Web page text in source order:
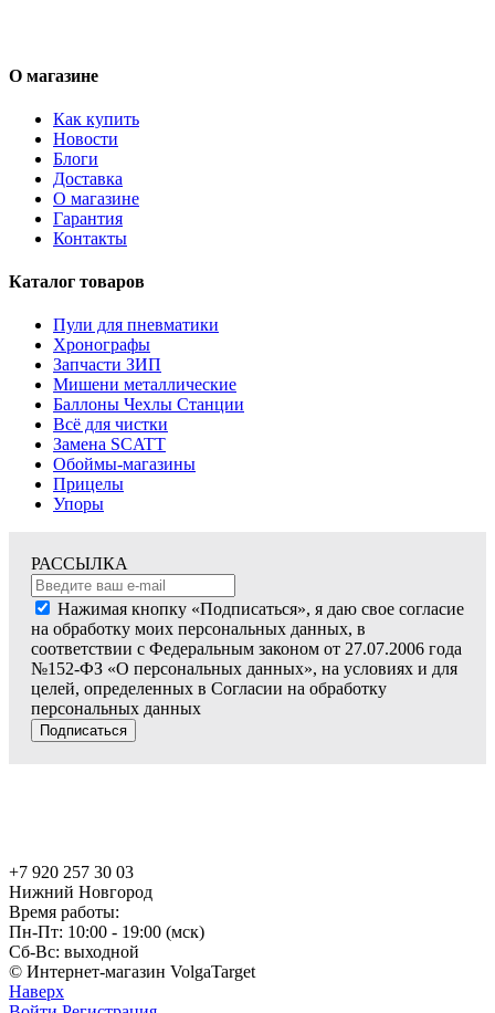
О магазине
Как купить
Новости
Блоги
Доставка
О магазине
Гарантия
Контакты
Каталог товаров
Пули для пневматики
Хронографы
Запчасти ЗИП
Мишени металлические
Баллоны Чехлы Станции
Всё для чистки
Замена SCATT
Обоймы-магазины
Прицелы
Упоры
РАССЫЛКА
Нажимая кнопку «Подписаться», я даю свое согласие
на обработку моих персональных данных, в
соответствии с Федеральным законом от 27.07.2006 года
№152-ФЗ «О персональных данных», на условиях и для
целей, определенных в Согласии на обработку
персональных данных
Подписаться
+7 920 257 30 03
Нижний Новгород
Время работы:
Пн-Пт: 10:00 - 19:00 (мск)
Сб-Вс: выходной
© Интернет-магазин VolgaTarget
Наверх